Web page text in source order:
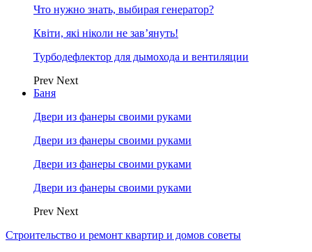
Что нужно знать, выбирая генератор?
Квіти, які ніколи не зав’януть!
Турбодефлектор для дымохода и вентиляции
Prev Next
Баня
Двери из фанеры своими руками
Двери из фанеры своими руками
Двери из фанеры своими руками
Двери из фанеры своими руками
Prev Next
Строительство и ремонт квартир и домов советы